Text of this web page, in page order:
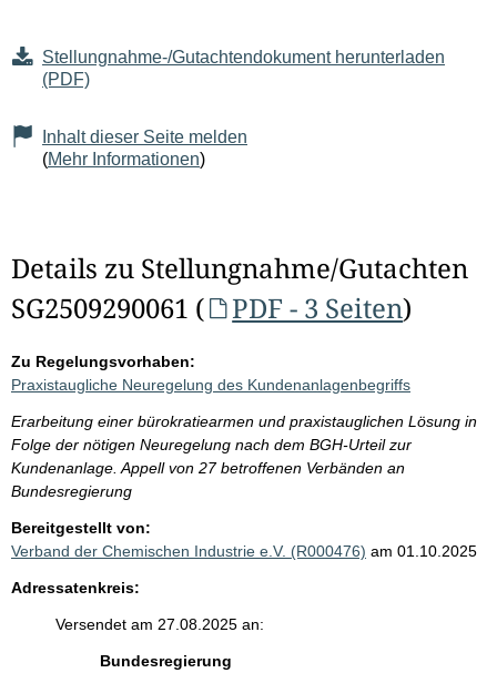
Stellungnahme-/Gutachtendokument herunterladen
(PDF)
Inhalt dieser Seite melden
(Mehr Informationen)
Details zu Stellungnahme/Gutachten
SG2509290061 (
PDF - 3 Seiten)
Zu Regelungsvorhaben:
Praxistaugliche Neuregelung des Kundenanlagenbegriffs
Erarbeitung einer bürokratiearmen und praxistauglichen Lösung in
Folge der nötigen Neuregelung nach dem BGH-Urteil zur
Kundenanlage. Appell von 27 betroffenen Verbänden an
Bundesregierung
Bereitgestellt von:
Verband der Chemischen Industrie e.V. (R000476) am 01.10.2025
Adressatenkreis:
Versendet am 27.08.2025 an:
Bundesregierung